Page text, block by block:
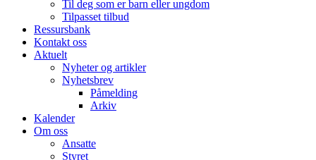
Til deg som er barn eller ungdom
Tilpasset tilbud
Ressursbank
Kontakt oss
Aktuelt
Nyheter og artikler
Nyhetsbrev
Påmelding
Arkiv
Kalender
Om oss
Ansatte
Styret